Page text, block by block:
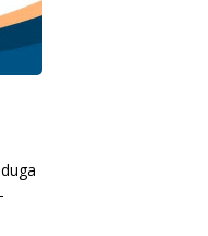
-